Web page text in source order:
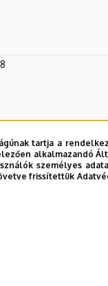
tartja a
személyes
frissítettük